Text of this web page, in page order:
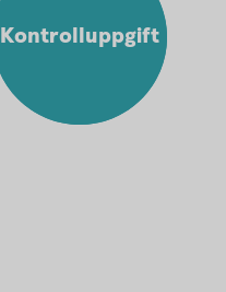
Kontrolluppgift